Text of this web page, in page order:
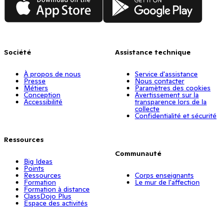
Société
À propos de nous
Presse
Métiers
Conception
Accessibilité
Ressources
Big Ideas
Points
Ressources
Formation
Formation à distance
ClassDojo Plus
Espace des activités
Assistance technique
Service d'assistance
Nous contacter
Paramètres des cookies
Avertissement sur la
transparence lors de la
collecte
Confidentialité et sécurité
Communauté
Corps enseignants
Le mur de l'affection